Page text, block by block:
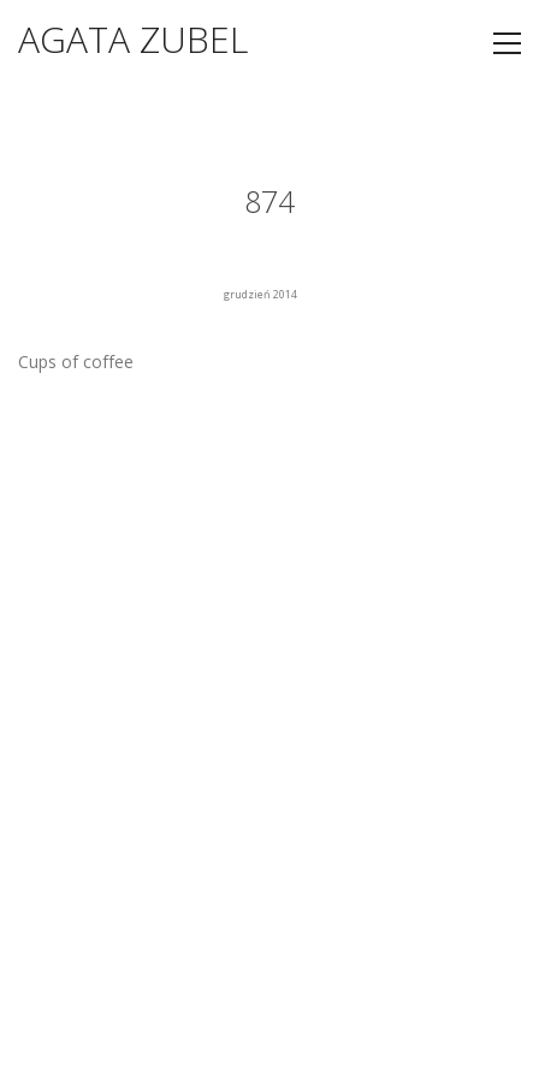
AGATA ZUBEL
874
grudzień 2014
Cups of coffee